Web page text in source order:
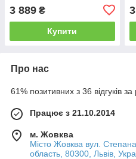
3 889 ₴
Купити
Про нас
61% позитивних з 36 відгуків за
Працює з 21.10.2014
м. Жовква
Місто Жовква вул.
область, 80300, Львів,